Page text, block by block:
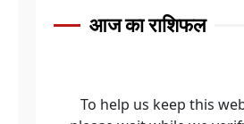
आज का राशिफल